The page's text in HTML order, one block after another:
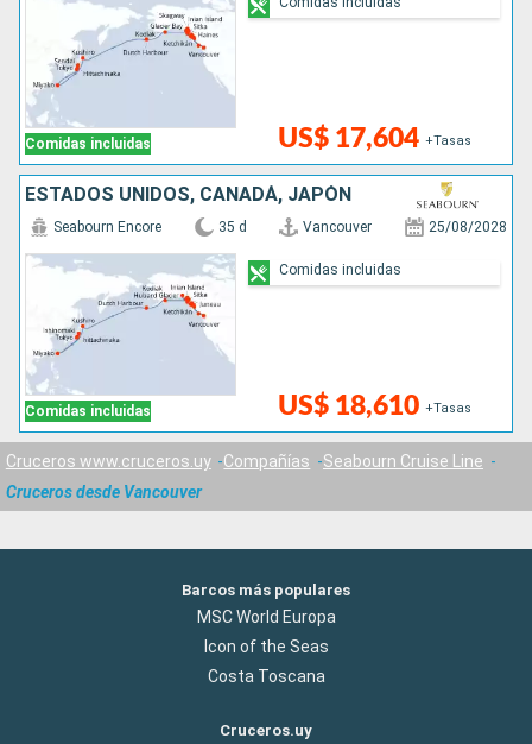
Comidas incluidas US$ 17,604 +Tasas
ESTADOS UNIDOS, CANADÁ, JAPÓN
Comidas incluidas
Seabourn Encore 35 d Vancouver 25/08/2028
US$ 18,610 +Tasas
Comidas incluidas
Cruceros www.cruceros.uy Compañías
Seabourn Cruise Line
Cruceros desde Vancouver
Barcos más populares
MSC World Europa
Icon of the Seas
Costa Toscana
Cruceros.uy